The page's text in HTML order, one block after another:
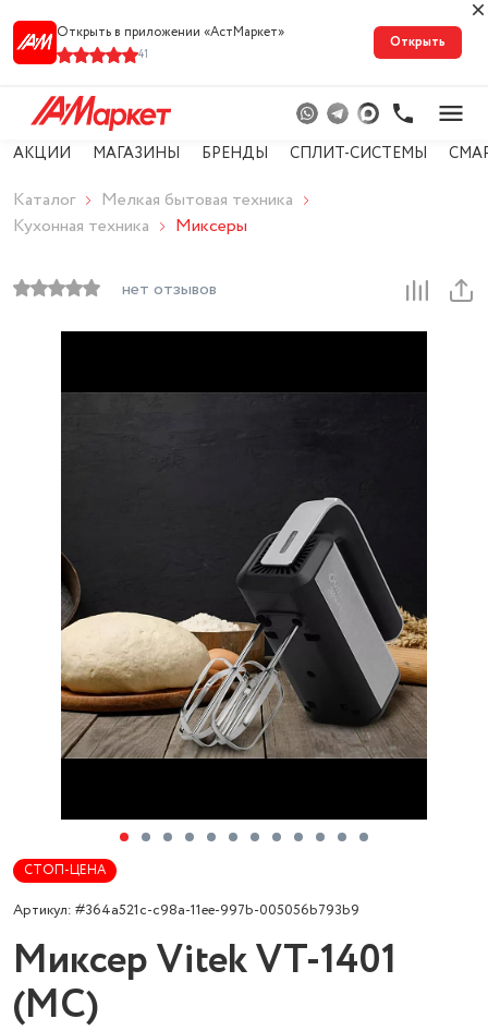
Открыть в приложении «АстМарке‪т‬»
41
Открыть
АКЦИИ МАГАЗИНЫ БРЕНДЫ СПЛИТ-СИСТЕМЫ
Каталог
Мелкая бытовая техника
Кухонная техника
Миксеры
нет отзывов
СТОП-ЦЕНА
Артикул: #364a521c-c98a-11ee-997b-005056b793b9
Миксер Vitek VT-1401
(MC)